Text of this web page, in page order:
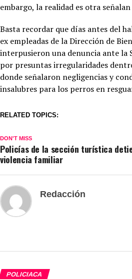
embargo, la realidad es otra
Basta recordar que días antes del
ex empleadas de la Dirección de
interpusieron una denuncia ante la
por presuntas irregularidades
donde señalaron negligencias y
insalubres para los perros en
RELATED TOPICS:
DON'T MISS
Policías de la sección turística
violencia familiar
Redacción
POLICIACA